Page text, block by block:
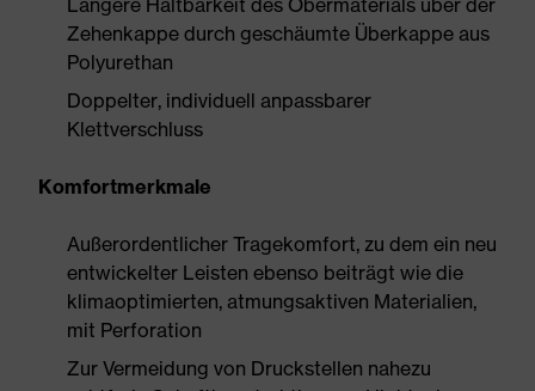
Längere Haltbarkeit des Obermaterials über der
Zehenkappe durch geschäumte Überkappe aus
Polyurethan
Doppelter, individuell anpassbarer
Klettverschluss
Komfortmerkmale
Außerordentlicher Tragekomfort, zu dem ein neu
entwickelter Leisten ebenso beiträgt wie die
klimaoptimierten, atmungsaktiven Materialien,
mit Perforation
Zur Vermeidung von Druckstellen nahezu